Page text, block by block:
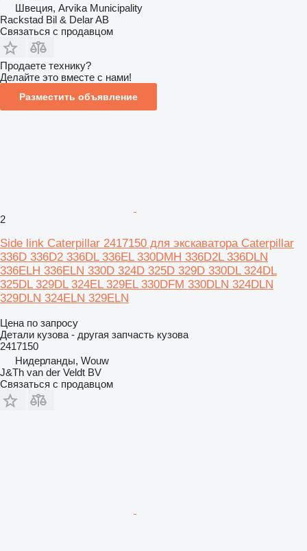
Швеция, Arvika Municipality
Rackstad Bil & Delar AB
Связаться с продавцом
Продаете технику?
Делайте это вместе с нами!
Разместить объявление
2
Side link Caterpillar 2417150 для экскаватора Caterpillar
336D 336D2 336DL 336EL 330DMH 336D2L 336DLN
336ELH 336ELN 330D 324D 325D 329D 330DL 324DL
325DL 329DL 324EL 329EL 330DFM 330DLN 324DLN
329DLN 324ELN 329ELN
Цена по запросу
Детали кузова - другая запчасть кузова
2417150
Нидерланды, Wouw
J&Th van der Veldt BV
Связаться с продавцом